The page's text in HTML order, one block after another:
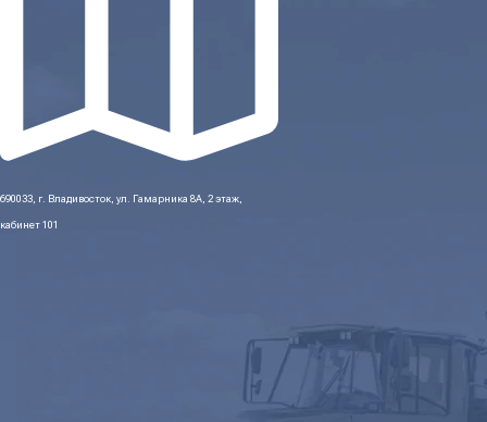
690033, г. Владивосток, ул. Гамарника 8А, 2 этаж,
кабинет 101